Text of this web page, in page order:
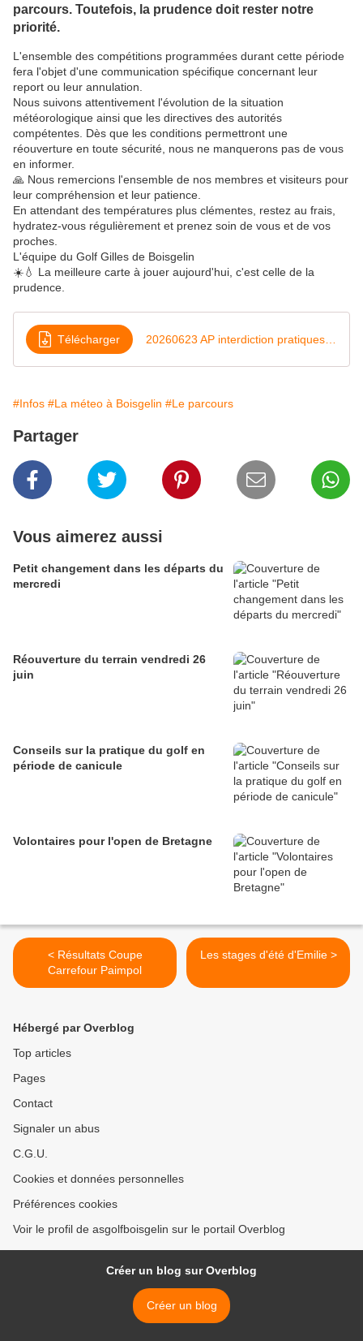
parcours. Toutefois, la prudence doit rester notre
priorité.
L'ensemble des compétitions programmées durant cette période
fera l'objet d'une communication spécifique concernant leur
report ou leur annulation.
Nous suivons attentivement l'évolution de la situation
météorologique ainsi que les directives des autorités
compétentes. Dès que les conditions permettront une
réouverture en toute sécurité, nous ne manquerons pas de vous
en informer.
🙏 Nous remercions l'ensemble de nos membres et visiteurs pour
leur compréhension et leur patience.
En attendant des températures plus clémentes, restez au frais,
hydratez-vous régulièrement et prenez soin de vous et de vos
proches.
L'équipe du Golf Gilles de Boisgelin
☀️💧 La meilleure carte à jouer aujourd'hui, c'est celle de la
prudence.
Télécharger
#Infos #La méteo à Boisgelin #Le parcours
Partager
Vous aimerez aussi
Petit changement dans les départs du
mercredi
Réouverture du terrain vendredi 26
juin
Conseils sur la pratique du golf en
période de canicule
Volontaires pour l'open de Bretagne
< Résultats Coupe
Carrefour Paimpol
Les stages d'été d'Emilie >
Hébergé par Overblog
Top articles
Pages
Contact
Signaler un abus
C.G.U.
Cookies et données personnelles
Préférences cookies
Voir le profil de asgolfboisgelin sur le portail Overblog
Créer un blog sur Overblog
Créer un blog